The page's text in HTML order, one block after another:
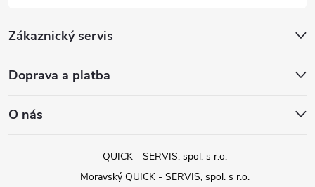
Zákaznický servis
Doprava a platba
O nás
QUICK - SERVIS, spol. s r.o.
Moravský QUICK - SERVIS, spol. s r.o.